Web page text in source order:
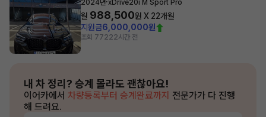
2024년 xDrive20i M Sport Pro
월 988,500원 X 22개월
지원금6,000,000원
조회 77222시간 전
내 차 정리? 승계 몰라도 괜찮아요!
이어카에서 차량등록부터 승계완료까지 전문가가 다 진행
해 드려요.